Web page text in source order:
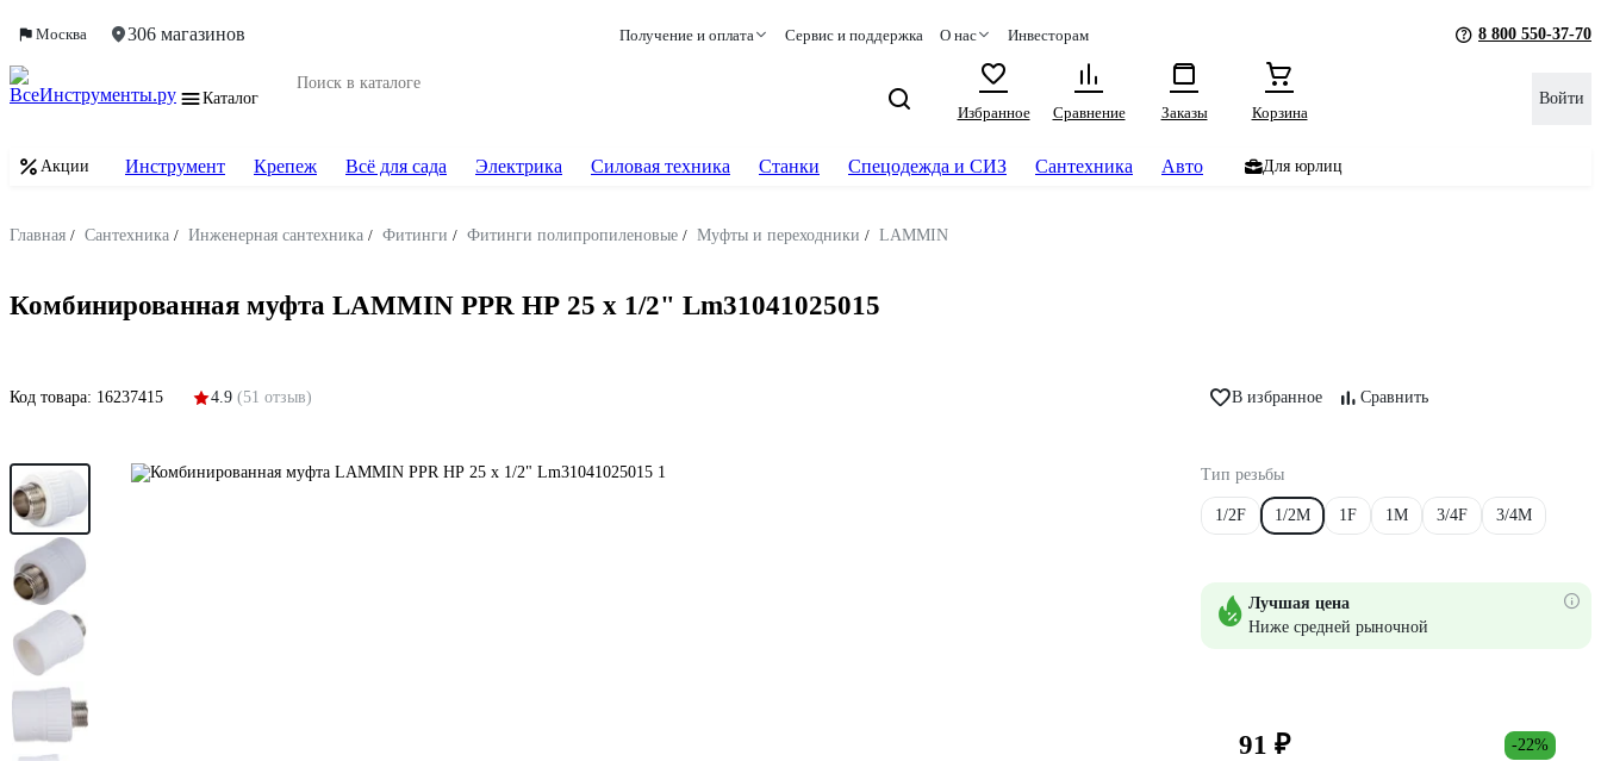
Москва 306 магазинов Получение и оплата Сервис и поддержка О нас Инвесторам 8 800 550-37-70
Каталог
Избранное
Сравнение Заказы Корзина
Войти
Акции Инструмент Крепеж Всё для сада Электрика Силовая техника Станки Спецодежда и СИЗ Сантехника Авто Для юрлиц
Главная / Сантехника / Инженерная сантехника / Фитинги / Фитинги полипропиленовые / Муфты и переходники / LAMMIN
Комбинированная муфта LAMMIN PPR НР 25 х 1/2" Lm31041025015
Код товара: 16237415 4.9 (51 отзыв) В избранное Сравнить
Тип резьбы
1/2F 1/2M 1F 1M 3/4F 3/4M
Лучшая цена
Ниже средней рыночной
91 ₽ -22%